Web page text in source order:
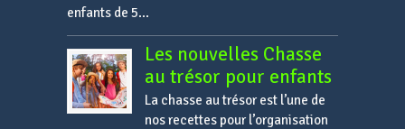
enfants de 5...
Les nouvelles Chasse
au trésor pour enfants
La chasse au trésor est l’une de
nos recettes pour l’organisation